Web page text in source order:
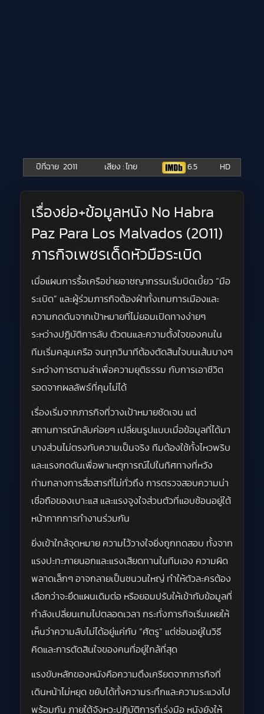
ปีที่ฉาย 2011 เสียง : ไทย 6.5 HD
เรื่องย่อ+ข้อมูลหนัง No Habra
Paz Para Los Malvados (2011)
ภารกิจเพชรเด็ดหัวมือระเบิด
เมื่อแผนการรื้อเครือข่ายอาชญากรรมเริ่มบิดเบี้ยว “มือ
ระเบิด” และผู้ร่วมภารกิจต้องฝ่าทั้งเกมการเมืองและ
ความกดดันจากเป้าหมายที่ไม่ยอมเปิดทางง่ายๆ
ระหว่างปฏิบัติการลับ ตัวตนและความตั้งใจของคนใน
ทีมเริ่มคลุมเครือ จนทุกวินาทีต้องตัดสินใจบนเส้นบางๆ
ระหว่างการตามล่าเพื่อความยุติธรรม กับการเอาชีวิต
รอดจากผลลัพธ์ที่คุมไม่ได้
เรื่องเริ่มจากภารกิจที่วางเป้าหมายชัดเจน แต่
สถานการณ์กลับค่อยๆ เปลี่ยนรูปแบบเมื่อข้อมูลที่ได้มา
บางส่วนไม่ตรงกับความเป็นจริง ทีมต้องใช้ทั้งไหวพริบ
และแรงกดดันเพื่อพาเหตุการณ์ไปในทิศทางที่หวัง
ท่ามกลางการสื่อสารที่ไม่ทั่วถึง การตรวจสอบความน่า
เชื่อถือของเบาะแส และแรงจูงใจส่วนตัวที่แอบซ้อนอยู่ใต้
หน้ากากการทำงานร่วมกัน
ยิ่งเข้าใกล้จุดหมาย ความไว้วางใจยิ่งถูกทดสอบ ทั้งจาก
แรงปะทะภายนอกและแรงเสียดทานในทีมเอง ความผิด
พลาดเล็กๆ อาจกลายเป็นชนวนใหญ่ ทำให้ตัวละครต้อง
เลือกว่าจะยึดแผนเดิมต่อ หรือยอมปรับให้เข้ากับข้อมูลที่
กำลังเปลี่ยนเกมไปตลอดเวลา กระทั่งภารกิจเริ่มเผยให้
เห็นว่าความลับไม่ได้อยู่แค่กับ “ศัตรู” แต่ซ่อนอยู่ในวิธี
คิดและการตัดสินใจของคนที่อยู่ใกล้ที่สุด
แรงขับหลักของหนังคือความตึงเครียดจากภารกิจที่
เดินหน้าไม่หยุด ขยับได้ทั้งความระทึกและความระแวงไป
พร้อมกัน ภายใต้จังหวะปฏิบัติการที่เร่งมือ หนังยังให้